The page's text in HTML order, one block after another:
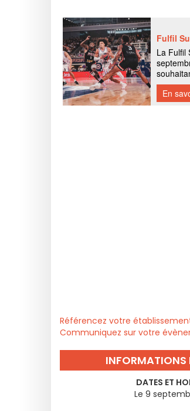
Référencez votre
Communiquez sur votre
INFORMATIONS
DATES ET
Le 9